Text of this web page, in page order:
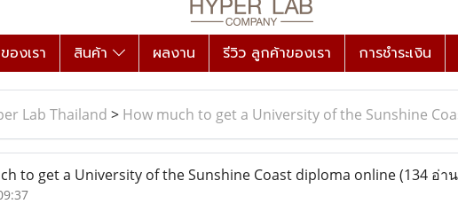
องเรา สินค้า ผลงาน รีวิว ลูกค้าของเรา การชำระเงิน
Lab Thailand > How much to get a University of the Sunshine
to get a University of the Sunshine Coast diploma online(134 อ่า